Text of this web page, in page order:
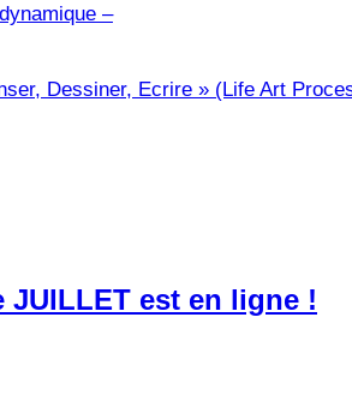
–
Dessiner, Ecrire » (Life Art
JUILLET est en ligne !